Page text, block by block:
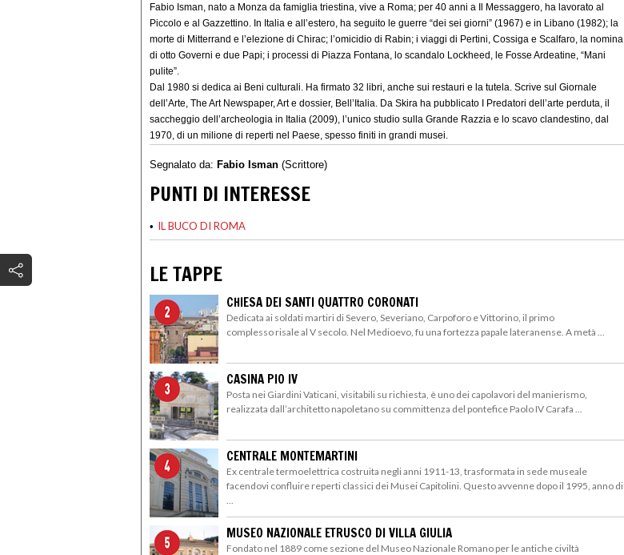
Fabio Isman, nato a Monza da famiglia triestina, vive a Roma; per 40 anni a Il Messaggero, ha lavorato al
Piccolo e al Gazzettino. In Italia e all’estero, ha seguito le guerre “dei sei giorni” (1967) e in Libano (1982); la
morte di Mitterrand e l’elezione di Chirac; l’omicidio di Rabin; i viaggi di Pertini, Cossiga e Scalfaro, la nomina
di otto Governi e due Papi; i processi di Piazza Fontana, lo scandalo Lockheed, le Fosse Ardeatine, “Mani
pulite”.
Dal 1980 si dedica ai Beni culturali. Ha firmato 32 libri, anche sui restauri e la tutela. Scrive sul Giornale
dell’Arte, The Art Newspaper, Art e dossier, Bell’Italia. Da Skira ha pubblicato I Predatori dell’arte perduta, il
saccheggio dell’archeologia in Italia (2009), l’unico studio sulla Grande Razzia e lo scavo clandestino, dal
1970, di un milione di reperti nel Paese, spesso finiti in grandi musei.
Segnalato da: Fabio Isman (Scrittore)
PUNTI DI INTERESSE
• IL BUCO DI ROMA
LE TAPPE
CHIESA DEI SANTI QUATTRO CORONATI
Dedicata ai soldati martiri di Severo, Severiano, Carpoforo e Vittorino, il primo
complesso risale al V secolo. Nel Medioevo, fu una fortezza papale lateranense. A metà ...
CASINA PIO IV
Posta nei Giardini Vaticani, visitabili su richiesta, è uno dei capolavori del manierismo,
realizzata dall’architetto napoletano su committenza del pontefice Paolo IV Carafa ...
CENTRALE MONTEMARTINI
Ex centrale termoelettrica costruita negli anni 1911-13, trasformata in sede museale
facendovi confluire reperti classici dei Musei Capitolini. Questo avvenne dopo il 1995, anno di
MUSEO NAZIONALE ETRUSCO DI VILLA GIULIA
Fondato nel 1889 come sezione del Museo Nazionale Romano per le antiche civiltà